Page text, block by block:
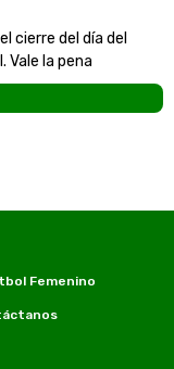
cierre del día del
Vale la pena
Femenino